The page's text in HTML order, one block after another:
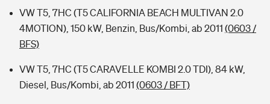
VW T5, 7HC (T5 CALIFORNIA BEACH MULTIVAN 2.0
4MOTION), 150 kW, Benzin, Bus/Kombi, ab 2011 (0603 /
BFS)
VW T5, 7HC (T5 CARAVELLE KOMBI 2.0 TDI), 84 kW,
Diesel, Bus/Kombi, ab 2011 (0603 / BFT)